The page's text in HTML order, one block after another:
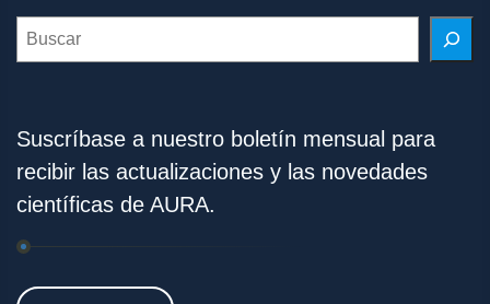
Search
Suscríbase a nuestro boletín mensual para
recibir las actualizaciones y las novedades
científicas de AURA.